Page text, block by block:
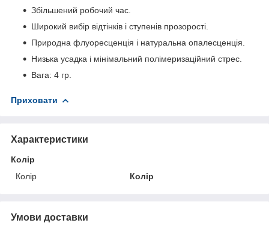
Збільшений робочий час.
Широкий вибір відтінків і ступенів прозорості.
Природна флуоресценція і натуральна опалесценція.
Низька усадка і мінімальний полімеризаційний стрес.
Вага: 4 гр.
Приховати
Характеристики
Колір
Колір
Колір
Умови доставки